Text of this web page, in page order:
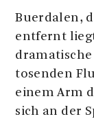
Buerdalen,
entfernt
tosenden
einem Arm
sich an der